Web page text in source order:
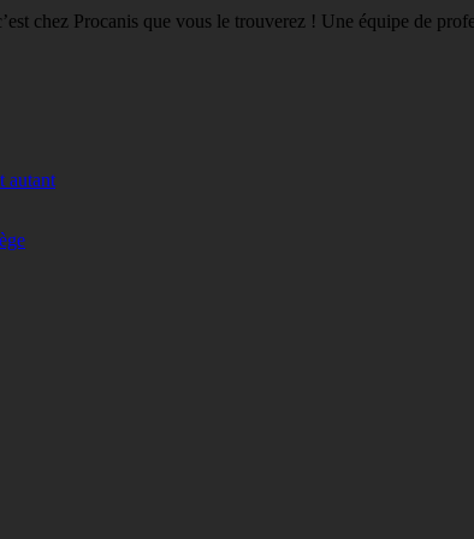
chez Procanis que vous le trouverez ! Une équipe de
autant